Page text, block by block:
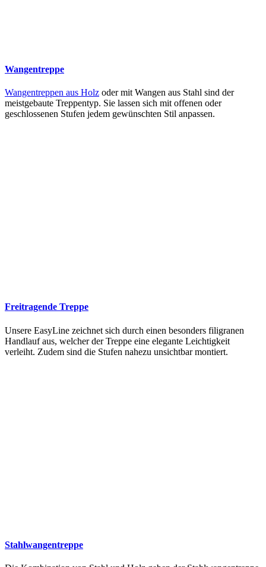
Wangentreppe
Wangentreppen aus Holz oder mit Wangen aus Stahl sind der
meistgebaute Treppentyp. Sie lassen sich mit offenen oder
geschlossenen Stufen jedem gewünschten Stil anpassen.
Freitragende Treppe
Unsere EasyLine zeichnet sich durch einen besonders filigranen
Handlauf aus, welcher der Treppe eine elegante Leichtigkeit
verleiht. Zudem sind die Stufen nahezu unsichtbar montiert.
Stahlwangentreppe